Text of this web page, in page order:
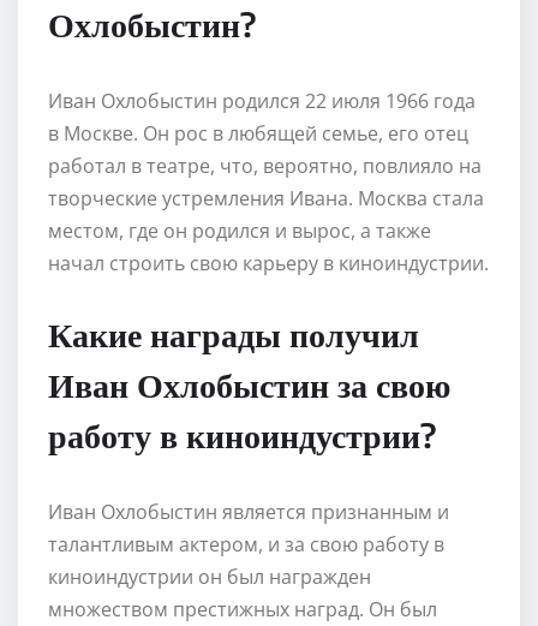
Охлобыстин?
Иван Охлобыстин родился 22 июля 1966 года
в Москве. Он рос в любящей семье, его отец
работал в театре, что, вероятно, повлияло на
творческие устремления Ивана. Москва стала
местом, где он родился и вырос, а также
начал строить свою карьеру в киноиндустрии.
Какие награды получил
Иван Охлобыстин за свою
работу в киноиндустрии?
Иван Охлобыстин является признанным и
талантливым актером, и за свою работу в
киноиндустрии он был награжден
множеством престижных наград. Он был